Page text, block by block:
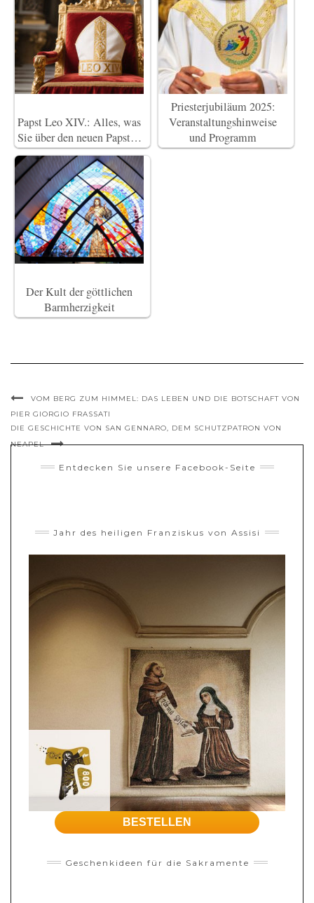
Papst Leo XIV.: Alles, was
Sie über den neuen Papst…
Priesterjubiläum 2025:
Veranstaltungshinweise
und Programm
Der Kult der göttlichen
Barmherzigkeit
VOM BERG ZUM HIMMEL: DAS LEBEN UND DIE BOTSCHAFT VON
PIER GIORGIO FRASSATI
DIE GESCHICHTE VON SAN GENNARO, DEM SCHUTZPATRON VON
NEAPEL
Entdecken Sie unsere Facebook-Seite
Jahr des heiligen Franziskus von Assisi
BESTELLEN
Geschenkideen für die Sakramente